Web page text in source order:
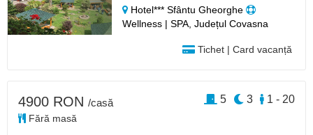
Hotel*** Sfântu Gheorghe
Wellness | SPA, Județul Covasna
Tichet | Card vacanță
4900 RON /casă
Fără masă
1 - 20
3
5